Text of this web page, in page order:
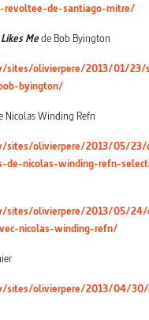
revoltee-de-santiago-mitre/
Mede Bob Byington
olivierpere/2013/01/23/
byington/
Nicolas Winding Refn
olivierpere/2013/05/23/
de-nicolas-winding-refn-
olivierpere/2013/05/24/
nicolas-winding-refn/
sites/olivierpere/2013/04/30/